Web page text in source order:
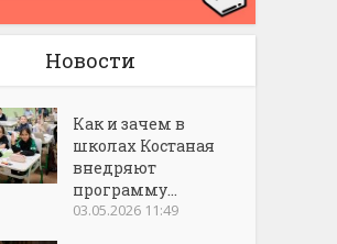
Новости
Как и зачем в
школах Костаная
внедряют
программу...
03.05.2026 11:49